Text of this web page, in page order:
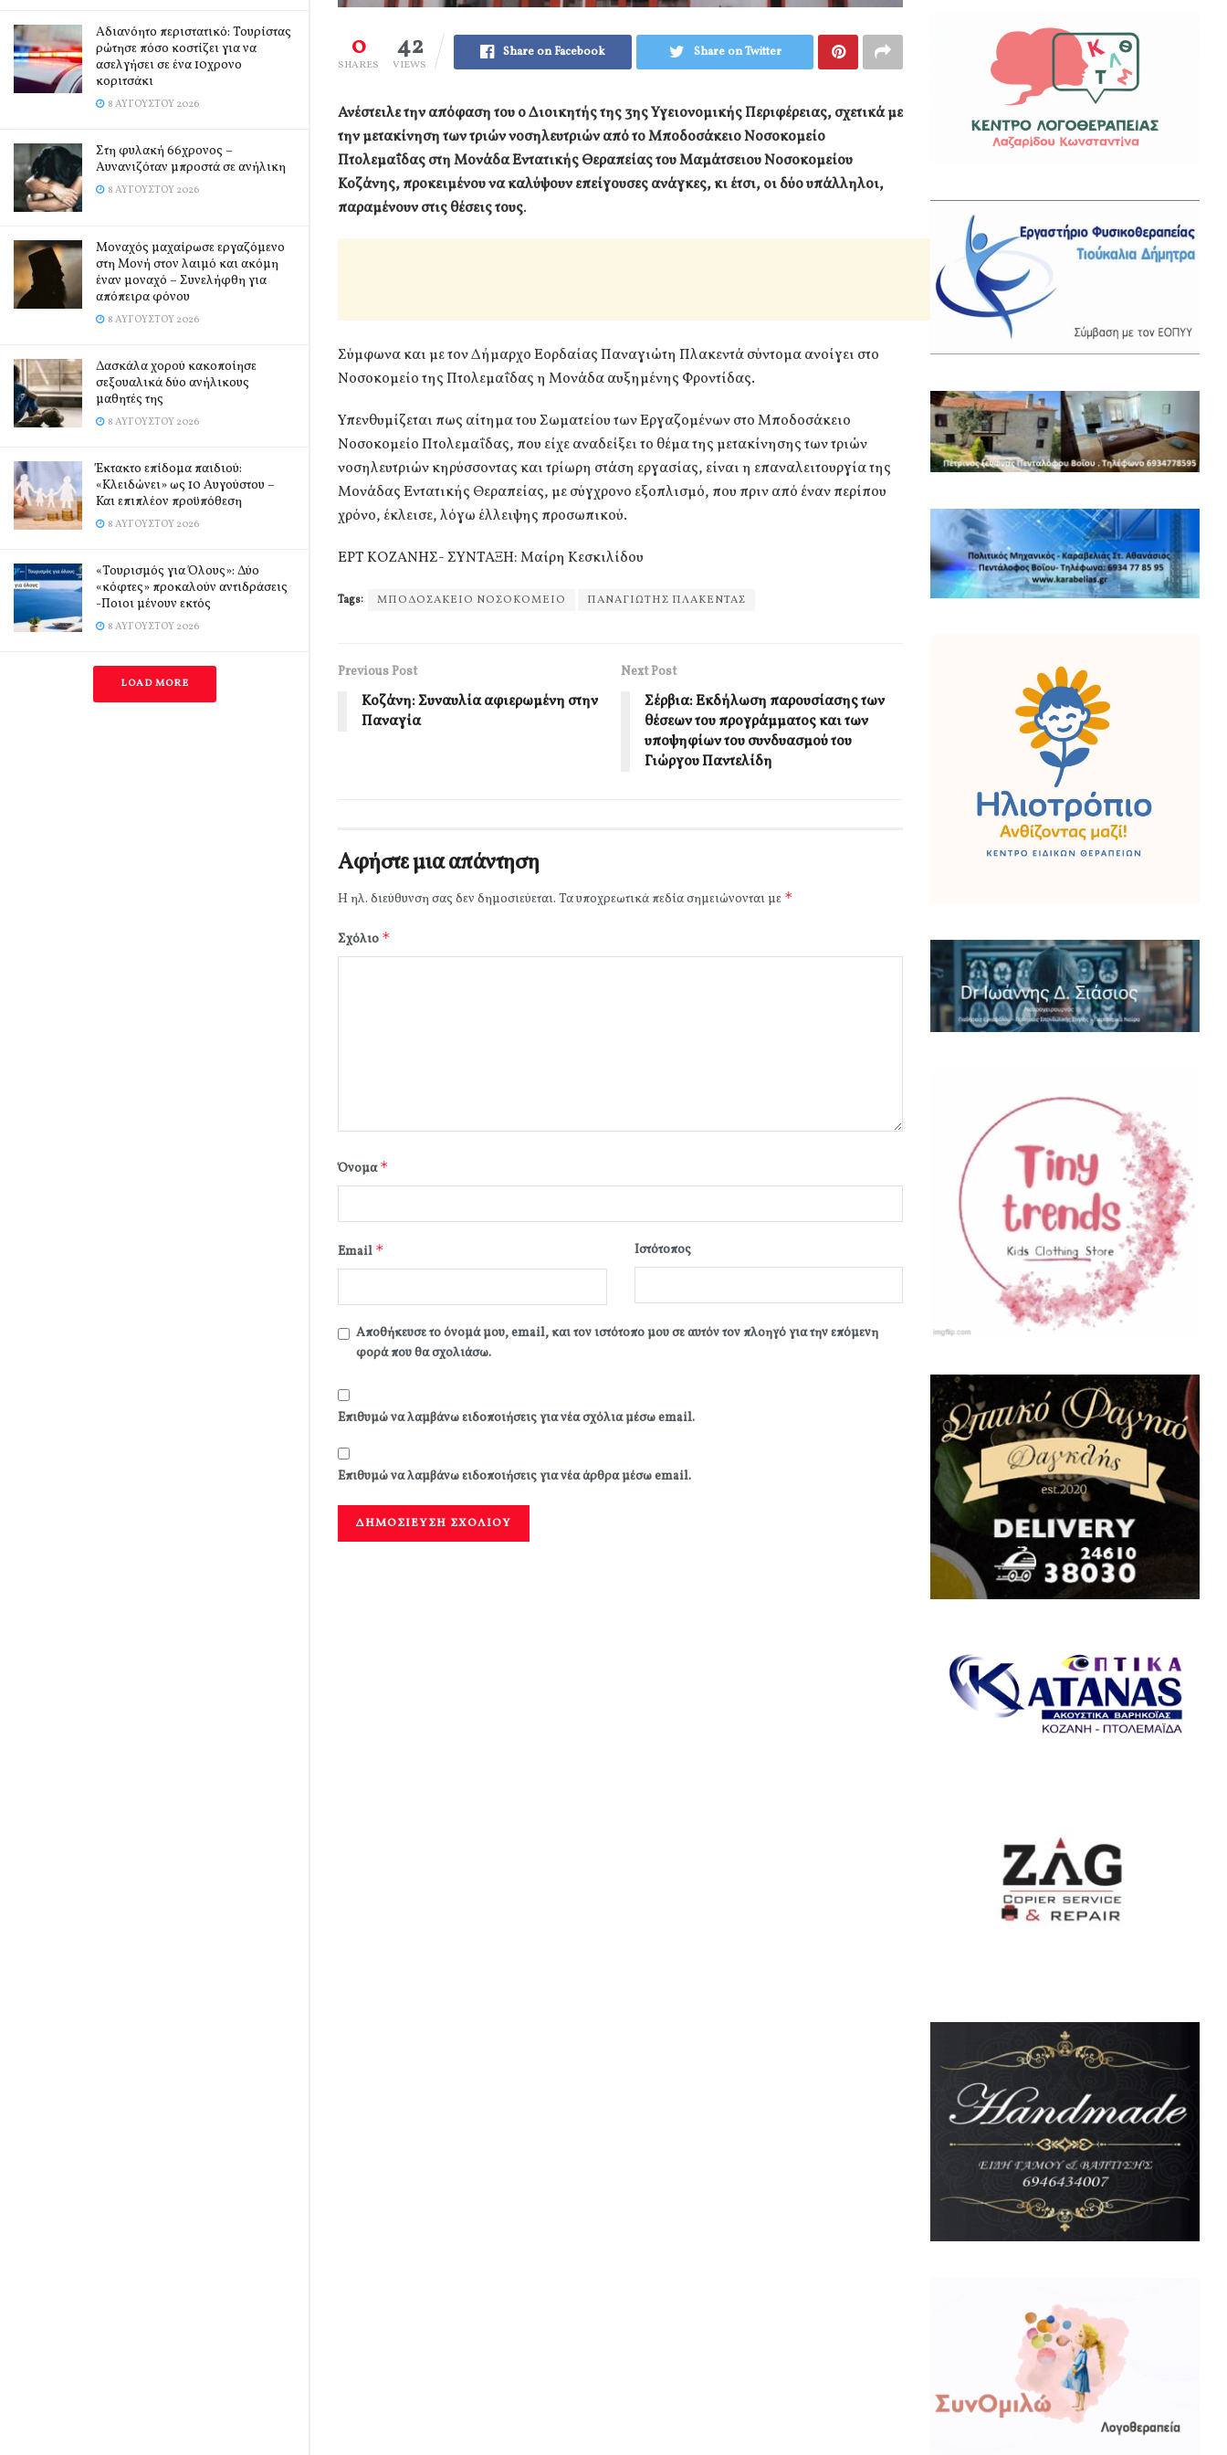
Αδιανόητο περιστατικό: Τουρίστας
ρώτησε πόσο κοστίζει για να
ασελγήσει σε ένα 10χρονο
κοριτσάκι
8 ΑΥΓΟΎΣΤΟΥ 2026
Στη φυλακή 66χρονος –
Αυνανιζόταν μπροστά σε ανήλικη
8 ΑΥΓΟΎΣΤΟΥ 2026
Μοναχός μαχαίρωσε εργαζόμενο
στη Μονή στον λαιμό και ακόμη
έναν μοναχό – Συνελήφθη για
απόπειρα φόνου
8 ΑΥΓΟΎΣΤΟΥ 2026
Δασκάλα χορού κακοποίησε
σεξουαλικά δύο ανήλικους
μαθητές της
8 ΑΥΓΟΎΣΤΟΥ 2026
Έκτακτο επίδομα παιδιού:
«Κλειδώνει» ως 10 Αυγούστου –
Και επιπλέον προϋπόθεση
8 ΑΥΓΟΎΣΤΟΥ 2026
«Τουρισμός για Όλους»: Δύο
«κόφτες» προκαλούν αντιδράσεις
-Ποιοι μένουν εκτός
8 ΑΥΓΟΎΣΤΟΥ 2026
LOAD MORE
0
SHARES
42
VIEWS
Share on Facebook Share on Twitter
Ανέστειλε την απόφαση του ο Διοικητής της 3ης Υγειονομικής Περιφέρειας, σχετικά με
την μετακίνηση των τριών νοσηλευτριών από το Μποδοσάκειο Νοσοκομείο
Πτολεμαΐδας στη Μονάδα Εντατικής Θεραπείας του Μαμάτσειου Νοσοκομείου
Κοζάνης, προκειμένου να καλύψουν επείγουσες ανάγκες, κι έτσι, οι δύο υπάλληλοι,
παραμένουν στις θέσεις τους.
Σύμφωνα και με τον Δήμαρχο Εορδαίας Παναγιώτη Πλακεντά σύντομα ανοίγει στο
Νοσοκομείο της Πτολεμαΐδας η Μονάδα αυξημένης Φροντίδας.
Υπενθυμίζεται πως αίτημα του Σωματείου των Εργαζομένων στο Μποδοσάκειο
Νοσοκομείο Πτολεμαΐδας, που είχε αναδείξει το θέμα της μετακίνησης των τριών
νοσηλευτριών κηρύσσοντας και τρίωρη στάση εργασίας, είναι η επαναλειτουργία της
Μονάδας Εντατικής Θεραπείας, με σύγχρονο εξοπλισμό, που πριν από έναν περίπου
χρόνο, έκλεισε, λόγω έλλειψης προσωπικού.
ΕΡΤ ΚΟΖΑΝΗΣ- ΣΥΝΤΑΞΗ: Μαίρη Κεσκιλίδου
Tags: ΜΠΟΔΟΣΑΚΕΙΟ ΝΟΣΟΚΟΜΕΙΟ ΠΑΝΑΓΙΩΤΗΣ ΠΛΑΚΕΝΤΑΣ
Previous Post
Κοζάνη: Συναυλία αφιερωμένη στην
Παναγία
Next Post
Σέρβια: Εκδήλωση παρουσίασης των
θέσεων του προγράμματος και των
υποψηφίων του συνδυασμού του
Γιώργου Παντελίδη
Αφήστε μια απάντηση
Η ηλ. διεύθυνση σας δεν δημοσιεύεται. Τα υποχρεωτικά πεδία σημειώνονται με *
Σχόλιο *
Όνομα*
Email * Ιστότοπος
Αποθήκευσε το όνομά μου, email, και τον ιστότοπο μου σε αυτόν τον πλοηγό για την επόμενη
φορά που θα σχολιάσω.
Επιθυμώ να λαμβάνω ειδοποιήσεις για νέα σχόλια μέσω email.
Επιθυμώ να λαμβάνω ειδοποιήσεις για νέα άρθρα μέσω email.